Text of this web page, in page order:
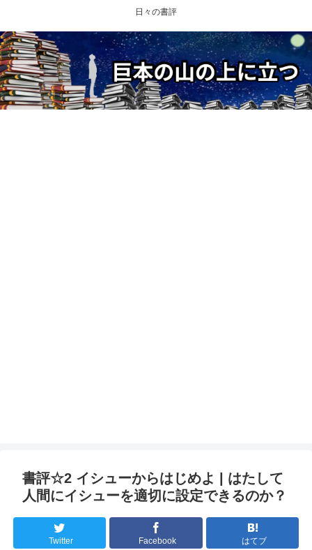
日々の書評
書評☆2 イシューからはじめよ | はたして
人間にイシューを適切に設定できるのか？
Twitter Facebook はてブ